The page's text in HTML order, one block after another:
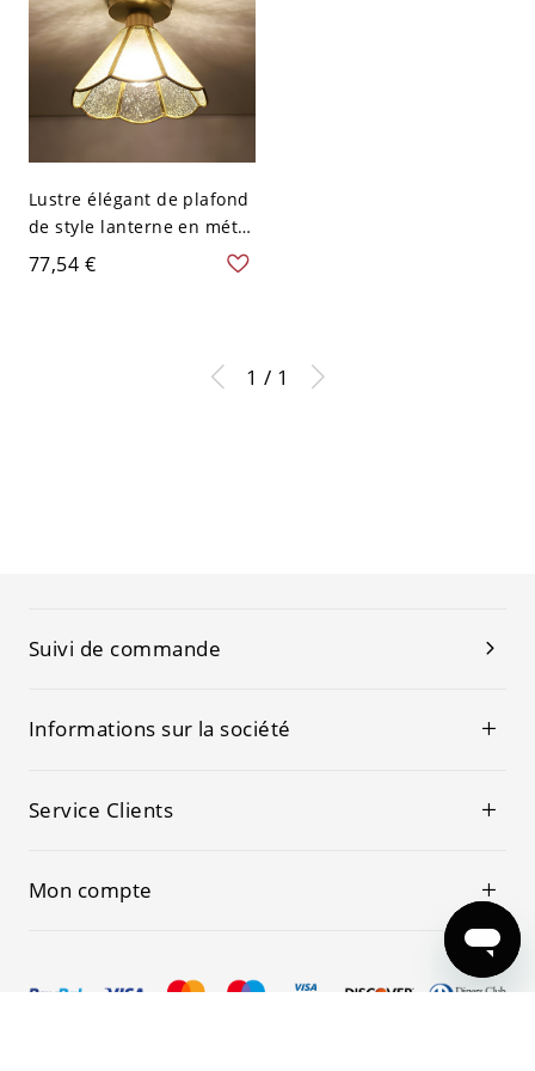
Lustre élégant de plafond
de style lanterne en métal
avec abat-jour en verre
vers le bas - Laiton 110 V-
77,54 €
1 / 1
Suivi de commande
Informations sur la société
Service Clients
Mon compte